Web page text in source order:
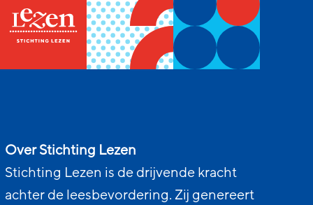
Over Stichting Lezen
Stichting Lezen is de drijvende kracht
achter de leesbevordering. Zij genereert